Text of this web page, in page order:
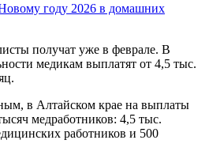
году 2026 в домашних
получат уже в феврале. В
медикам выплатят от 4,5 тыс.
в Алтайском крае на выплаты
медработников: 4,5 тыс.
работников и 500